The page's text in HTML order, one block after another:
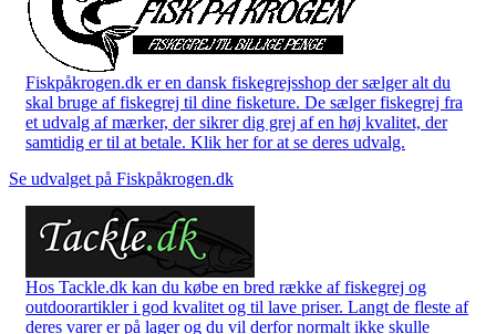
Fiskpåkrogen.dk er en dansk fiskegrejsshop der sælger alt du
skal bruge af fiskegrej til dine fisketure. De sælger fiskegrej fra
et udvalg af mærker, der sikrer dig grej af en høj kvalitet, der
samtidig er til at betale. Klik her for at se deres udvalg.
Se udvalget på Fiskpåkrogen.dk
Hos Tackle.dk kan du købe en bred række af fiskegrej og
outdoorartikler i god kvalitet og til lave priser. Langt de fleste af
deres varer er på lager og du vil derfor normalt ikke skulle